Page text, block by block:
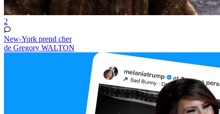
2
New-York prend cher
de Gregory WALTON